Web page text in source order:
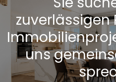
zuverlässigen
uns